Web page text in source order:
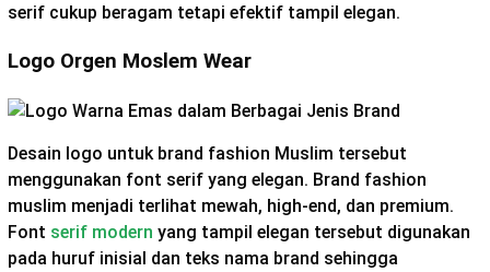
serif cukup beragam tetapi efektif tampil elegan.
Logo Orgen Moslem Wear
Desain logo untuk brand fashion Muslim tersebut
menggunakan font serif yang elegan. Brand fashion
muslim menjadi terlihat mewah, high-end, dan premium.
Font serif modern yang tampil elegan tersebut digunakan
pada huruf inisial dan teks nama brand sehingga